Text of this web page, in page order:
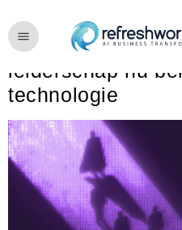
AI in de
leiderschap nu
technologie